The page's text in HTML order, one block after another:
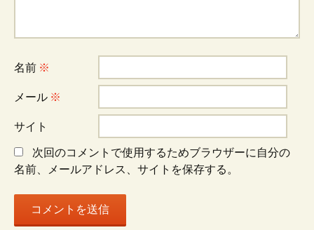
シ
ョ
ン
名前 ※
メール ※
サイト
次回のコメントで使用するためブラウザーに自分の
名前、メールアドレス、サイトを保存する。